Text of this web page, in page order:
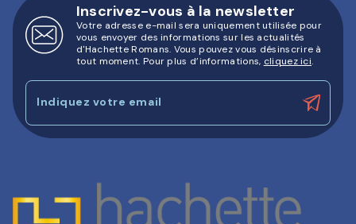
Inscrivez-vous à la newsletter
Votre adresse e-mail sera uniquement utilisée pour
vous envoyer des informations sur les actualités
d'Hachette Romans. Vous pouvez vous désinscrire à
tout moment. Pour plus d’informations, cliquez ici.
Indiquez votre email